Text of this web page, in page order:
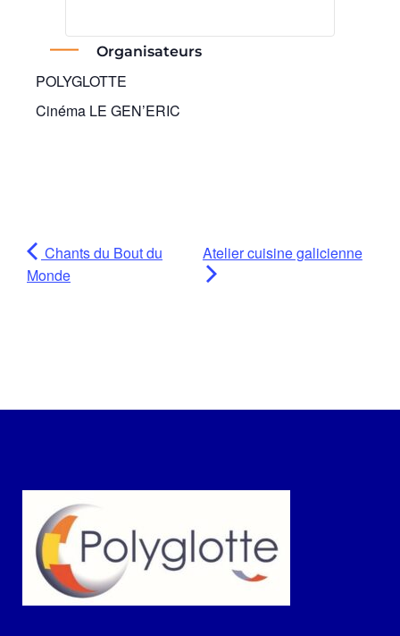
Organisateurs
POLYGLOTTE
Cinéma LE GEN’ERIC
Chants du Bout du
Monde
Atelier cuisine galicienne